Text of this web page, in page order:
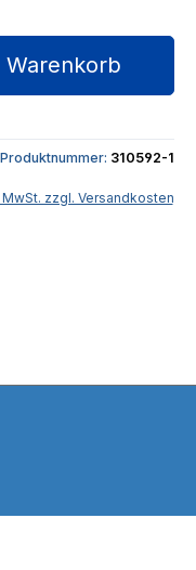
gewünschten
Warenkorb
Produktnummer: 310592-1
zzgl. Versandkosten